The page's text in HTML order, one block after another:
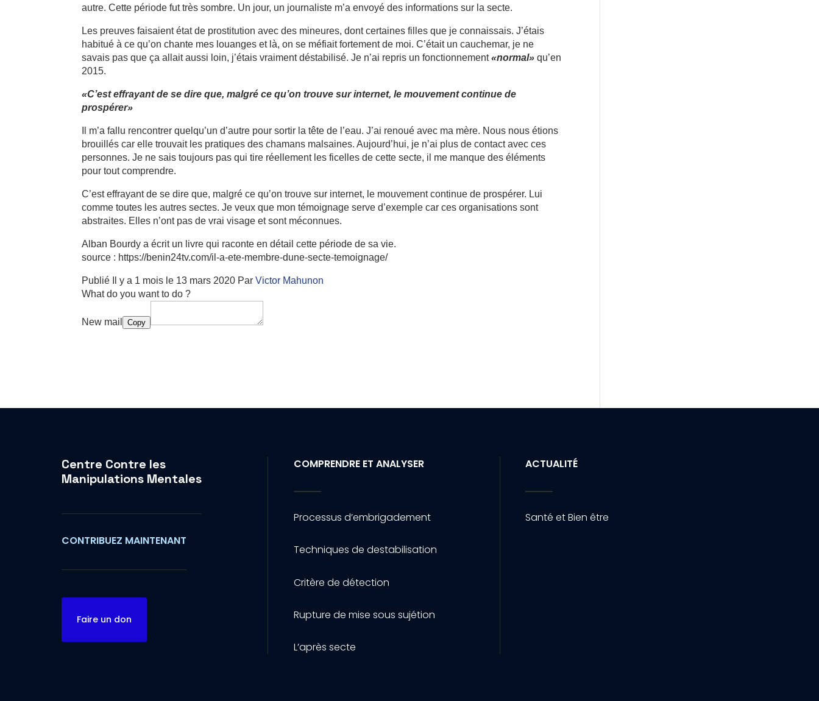
autre. Cette période fut très sombre. Un jour, un journaliste m’a envoyé des informations sur la secte.
Les preuves faisaient état de prostitution avec des mineures, dont certaines filles que je connaissais. J’étais
habitué à ce qu’on chante mes louanges et là, on se méfiait fortement de moi. C’était un cauchemar, je ne
savais pas que ça allait aussi loin, j’étais vraiment déstabilisé. Je n’ai repris un fonctionnement«normal» qu’en
2015.
«C’est effrayant de se dire que, malgré ce qu’on trouve sur internet, le mouvement continue de
prospérer»
Il m’a fallu rencontrer quelqu’un d’autre pour sortir la tête de l’eau. J’ai renoué avec ma mère. Nous nous étions
brouillés car elle trouvait les pratiques des chamans malsaines. Aujourd’hui, je n’ai plus de contact avec ces
personnes. Je ne sais toujours pas qui tire réellement les ficelles de cette secte, il me manque des éléments
pour tout comprendre.
C’est effrayant de se dire que, malgré ce qu’on trouve sur internet, le mouvement continue de prospérer. Lui
comme toutes les autres sectes. Je veux que mon témoignage serve d’exemple car ces organisations sont
abstraites. Elles n’ont pas de vrai visage et sont méconnues.
Alban Bourdy a écrit un livre qui raconte en détail cette période de sa vie.
source : https://benin24tv.com/il-a-ete-membre-dune-secte-temoignage/
Publié Il y a 1 mois le 13 mars 2020 Par Victor Mahunon
What do you want to do ?
New mail Copy
Centre Contre les
Manipulations Mentales
CONTRIBUEZ MAINTENANT
Faire un don
COMPRENDRE ET ANALYSER
Processus d’embrigadement
Techniques de destabilisation
Critère de détection
Rupture de mise sous sujétion
L’après secte
ACTUALITÉ
Santé et Bien être